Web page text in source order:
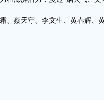
、蔡天守、李文生、黄春辉、